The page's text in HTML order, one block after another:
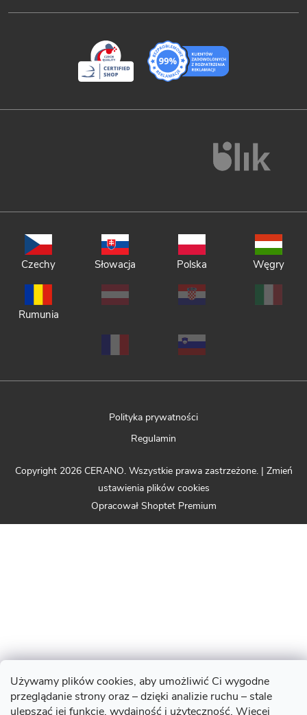
Używamy plików cookies, aby umożliwić Ci wygodne
przeglądanie strony oraz – dzięki analizie ruchu – stale
ulepszać jej funkcje, wydajność i użyteczność. Więcej
Czechy Słowacja Polska Węgry
Rumunia
Polityka prywatności
Regulamin
Opracował Shoptet Premium
Copyright 2026 CERANO. Wszystkie prawa zastrzeżone. | Zmień
ustawienia plików cookies